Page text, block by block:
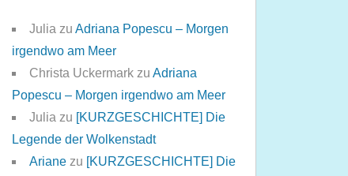
Julia zuAdriana Popescu – Morgen
irgendwo am Meer
Christa Uckermark zuAdriana
Popescu – Morgen irgendwo am Meer
Julia zu [KURZGESCHICHTE] Die
Legende der Wolkenstadt
Ariane zu [KURZGESCHICHTE] Die